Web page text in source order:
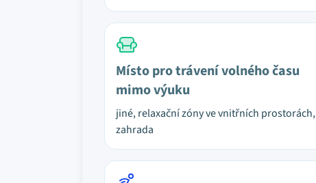
Místo pro trávení volného času
mimo výuku
jiné, relaxační zóny ve vnitřních prostorách,
zahrada